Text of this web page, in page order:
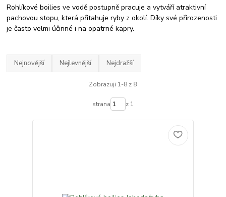
Rohlíkové boilies ve vodě postupně pracuje a vytváří atraktivní
pachovou stopu, která přitahuje ryby z okolí. Díky své přirozenosti
je často velmi účinné i na opatrné kapry.
Nejnovější Nejlevnější Nejdražší
Zobrazuji 1-8 z 8
strana z 1